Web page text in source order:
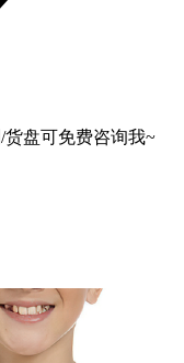
盘可免费咨询我~